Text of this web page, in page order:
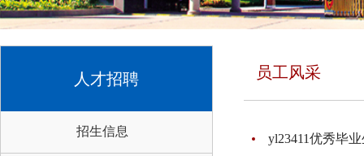
人才招聘
招生信息
员工风采
yl23411优秀毕